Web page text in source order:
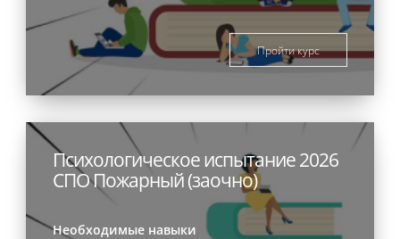
Пройти курс
Психологическое испытание 2026
СПО Пожарный (заочно)
Необходимые навыки